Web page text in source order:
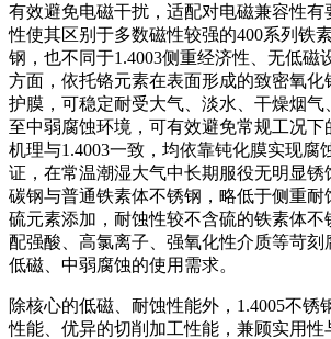
有效避免电磁干扰，适配对电磁兼容性有
性使其区别于多数磁性较强的400系列铁
钢，也不同于1.4003侧重经济性、无低磁
方面，依托铬元素在表面形成的致密氧化
护膜，可稳定耐受大气、淡水、干燥烟气
至中弱腐蚀环境，可有效避免常规工况下
机理与1.4003一致，均依靠钝化膜实现腐
证，在常温潮湿大气中长期服役无明显锈
碳钢与普通铁素体不锈钢，略低于侧重耐
硫元素添加，耐蚀性较不含硫的铁素体不
配强酸、高氯离子、强氧化性介质等苛刻
低磁、中弱腐蚀的使用需求。
除核心的低磁、耐蚀性能外，1.4005不锈
性能、优异的切削加工性能，兼顾实用性